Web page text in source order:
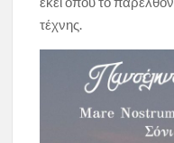
τέχνης.